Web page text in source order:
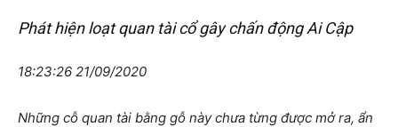
Phát hiện loạt quan tài cổ gây chấn động Ai Cập
18:23:26 21/09/2020
Những cỗ quan tài bằng gỗ này chưa từng được mở ra, ẩn